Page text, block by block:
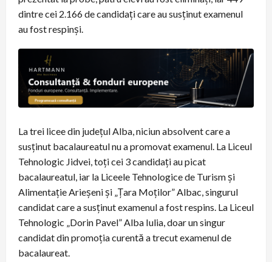
dintre cei 2.166 de candidați care au susținut examenul
au fost respinși.
La trei licee din județul Alba, niciun absolvent care a
susținut bacalaureatul nu a promovat examenul. La Liceul
Tehnologic Jidvei, toți cei 3 candidați au picat
bacalaureatul, iar la Liceele Tehnologice de Turism și
Alimentație Arieșeni și „Țara Moților” Albac, singurul
candidat care a susținut examenul a fost respins. La Liceul
Tehnologic „Dorin Pavel” Alba Iulia, doar un singur
candidat din promoția curentă a trecut examenul de
bacalaureat.